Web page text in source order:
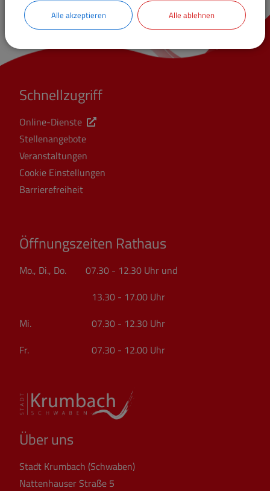
Schnellzugriff
Online-Dienste
Stellenangebote
Veranstaltungen
Cookie Einstellungen
Barrierefreiheit
Öffnungszeiten Rathaus
Mo., Di., Do. 07.30 - 12.30 Uhr und
13.30 - 17.00 Uhr
Mi. 07.30 - 12.30 Uhr
Fr. 07.30 - 12.00 Uhr
Über uns
Stadt Krumbach (Schwaben)
Nattenhauser Straße 5
Alle akzeptieren Alle ablehnen